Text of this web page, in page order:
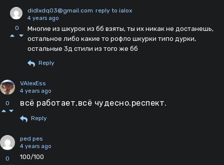
0
didlxdq03@gmail.com reply to ialox
4 years ago
Многие из шкурок из бб взяты, ты их никак не достанешь,
остальное либо какие то рофло шкурки типо дурки,
остальные 3д стили из того же бб
Reply
0
VAlexEss
4 years ago
всё работает,всё чудесно.респект.
Reply
0
ped pes
4 years ago
100/100